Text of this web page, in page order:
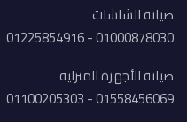
صيانة الشاشات
01000878030 - 01225854916
صيانة الأجهزة المنزليه
01558456069 - 01100205303